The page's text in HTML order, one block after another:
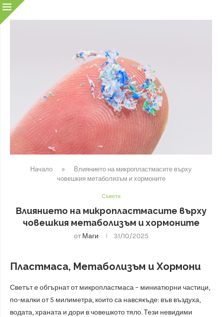
Начало »
Влиянието на микропластмасите върху
човешкия метаболизъм и хормоните
Съвети
Влиянието на микропластмасите върху
човешкия метаболизъм и хормоните
от Маги 31/10/2025
Пластмаса, Метаболизъм и Хормони
Светът е обгърнат от микропластмаса – миниатюрни частици,
по-малки от 5 милиметра, които са навсякъде: във въздуха,
водата, храната и дори в човешкото тяло. Тези невидими